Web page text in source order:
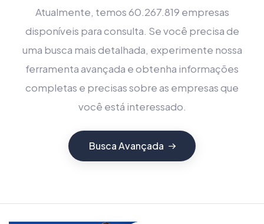
Atualmente, temos 60.267.819 empresas
disponíveis para consulta. Se você precisa de
uma busca mais detalhada, experimente nossa
ferramenta avançada e obtenha informações
completas e precisas sobre as empresas que
você está interessado.
Busca Avançada